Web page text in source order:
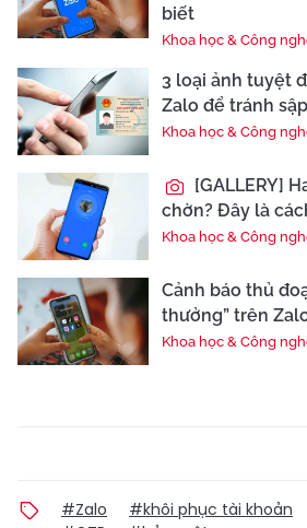
biết
Khoa học & Công
3 loại ảnh tuyệt
Zalo để tránh
Khoa học & Công
[GALLERY]
chờn? Đây là
Khoa học & Công
Cảnh báo thủ
thưởng” trên
Khoa học & Công
#Zalo #khôi phục tài khoản